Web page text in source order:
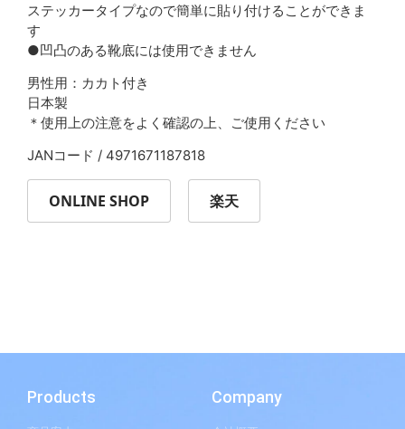
ステッカータイプなので簡単に貼り付けることができま
す
●凹凸のある靴底には使用できません
男性用：カカト付き
日本製
＊使用上の注意をよく確認の上、ご使用ください
JANコード / 4971671187818
ONLINE SHOP 楽天
Products Company